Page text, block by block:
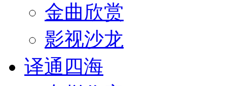
金曲欣赏
影视沙龙
译通四海